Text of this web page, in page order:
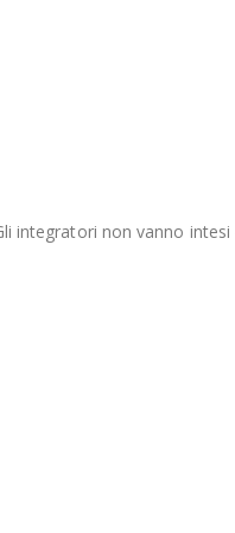
integratori non vanno